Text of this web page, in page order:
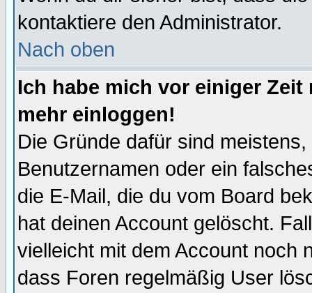
kontaktiere den Administrator.
Nach oben
Ich habe mich vor einiger
mehr einloggen!
Die Gründe dafür sind
Benutzernamen oder ein
die E-Mail, die du vom Board
hat deinen Account gelöscht.
vielleicht mit dem Account noch
dass Foren regelmäßig User